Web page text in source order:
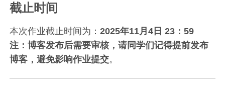
截止时间
本次作业截止时间为：2025年11月4日 23：59
注：博客发布后需要审核，请同学们记得提前发布
博客，避免影响作业提交。